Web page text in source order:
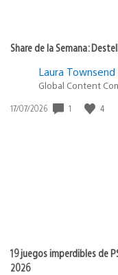
Share de la Semana:
Laura
Global Content
Fecha
17/07/2026 1 4
19 juegos imperdibles de
2026